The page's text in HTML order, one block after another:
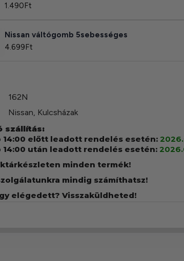
1.490Ft
Nissan váltógomb 5sebességes
4.699Ft
162N
Nissan, Kulcsházak
szállítás:
14:00 előtt leadott rendelés esetén:
14:00 után leadott rendelés esetén:
minden termék!
mindig számíthatsz!
elégedett? Visszaküldheted!